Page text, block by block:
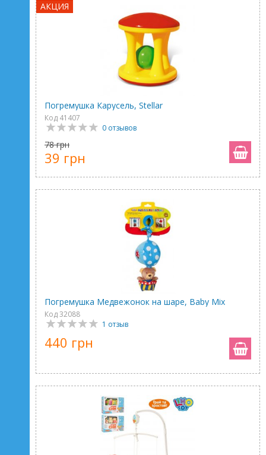
АКЦИЯ
Погремушка Карусель, Stellar
Код 41407
0 отзывов
78 грн
39 грн
Погремушка Медвежонок на шаре, Baby Mix
Код 32088
1 отзыв
440 грн